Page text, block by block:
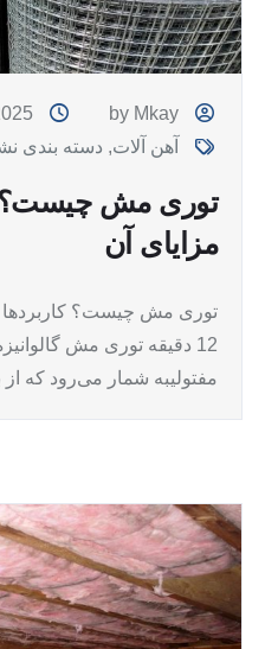
by Mkay
آهن آلات, دسته بندی
توری مش چیست؟
مزایای آن
توری مش چیست؟ کاربردها
12 دقیقه توری مش
مفتولیبه شمار می‌رود که